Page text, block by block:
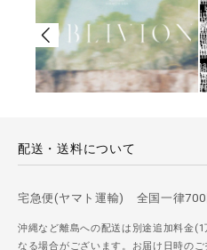
配送・送料について
宅急便(ヤマト運輸) 全国一律700
沖縄など離島への配送は別途追加料金
なる場合がございます。お届け日時の